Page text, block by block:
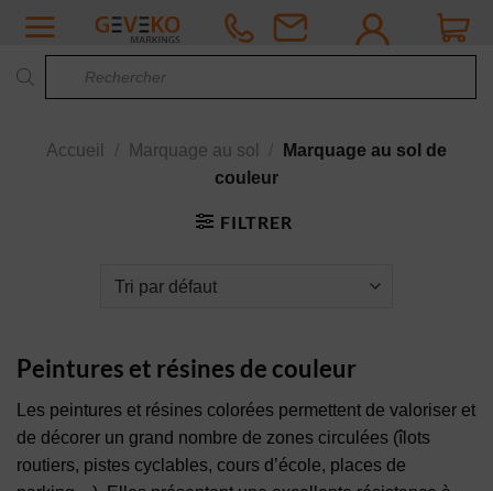
Passer
contenu
Accueil Marquage au sol
Marquage au sol de
couleur
FILTRER
Peintures et résines de couleur
Les peintures et résines colorées permettent de valoriser et
de décorer un grand nombre de zones circulées (îlots
routiers, pistes cyclables, cours d’école, places de